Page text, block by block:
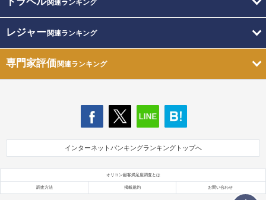
関連ランキング
レジャー関連ランキング
専門家評価関連ランキング
インターネットバンキングランキングトップへ
オリコン顧客満足度調査とは
調査方法 掲載規約 お問い合わせ